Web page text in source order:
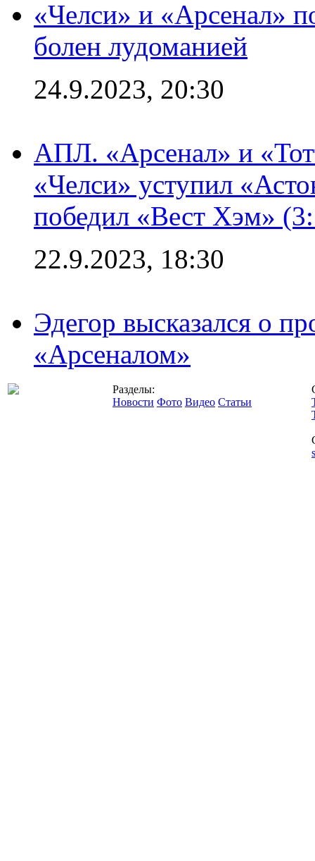
«Челси» и «Арсенал»
болен лудоманией
24.9.2023, 20:30
АПЛ. «Арсенал» и
«Челси» уступил
победил «Вест Хэм»
22.9.2023, 18:30
Эдегор высказался о
«Арсеналом»
Разделы:
Новости Фото Видео Статьи